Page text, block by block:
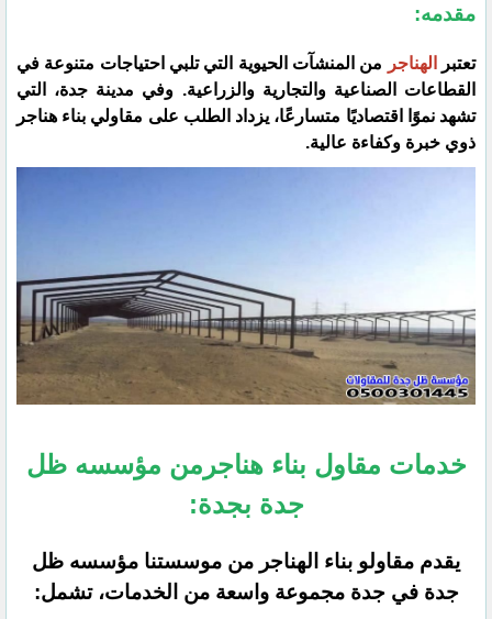
مقدمه:
تعتبر الهناجر
من المنشآت الحيوية التي تلبي احتياجات متنوعة في
القطاعات الصناعية والتجارية والزراعية. وفي مدينة جدة، التي
تشهد نموًا اقتصاديًا متسارعًا، يزداد الطلب على مقاولي بناء هناجر
ذوي خبرة وكفاءة عالية.
خدمات مقاول بناء هناجرمن مؤسسه ظل
جدة بجدة:
يقدم مقاولو بناء الهناجر من موسستنا مؤسسه ظل
جدة في جدة مجموعة واسعة من الخدمات، تشمل: